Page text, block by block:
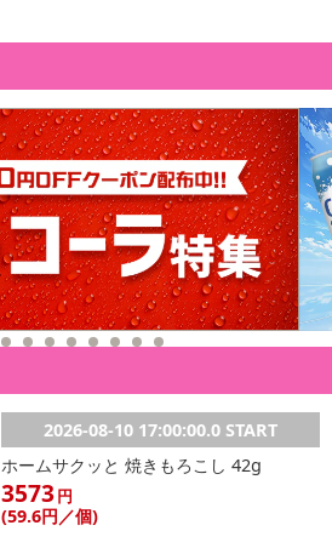
2026-08-10 17:00:00.0 START
ホームサクッと 焼きもろこし 42g
3573円
(59.6円 ／個)